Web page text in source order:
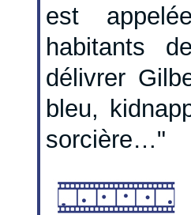
est
habitants
délivrer
bleu,
sorcière…"